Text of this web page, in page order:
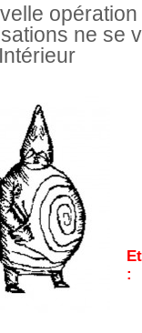
ne se
: